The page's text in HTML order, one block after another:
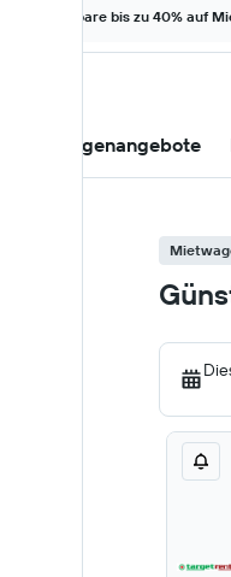
Spare bis zu 40% auf
Mietwagenangebote